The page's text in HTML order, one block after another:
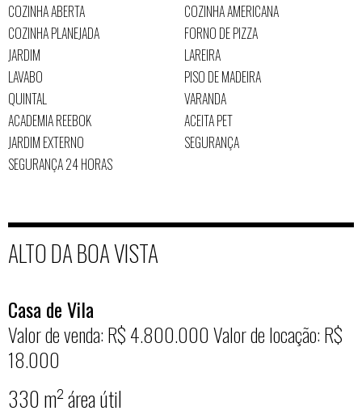
COZINHA ABERTA
COZINHA AMERICANA
COZINHA PLANEJADA
FORNO DE PIZZA
JARDIM
LAREIRA
LAVABO
PISO DE MADEIRA
QUINTAL
VARANDA
ACADEMIA REEBOK
ACEITA PET
JARDIM EXTERNO
SEGURANÇA
SEGURANÇA 24 HORAS
ALTO DA BOA VISTA
Casa de Vila
Valor de venda: R$ 4.800.000Valor de locação: R$
18.000
330 m² área útil